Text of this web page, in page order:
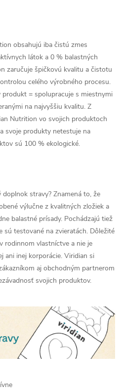
obsahujú iba čistú zmes
látok a 0 % balastných
zaručuje špičkovú kvalitu a čistotu
celého výrobného procesu.
= spolupracuje s miestnymi
na najvyššiu kvalitu. Z
Nutrition vo svojich produktoch
svoje produkty netestuje na
sú 100 % ekologické.
stravy? Znamená to, že
výlučne z kvalitných zložiek a
balastné prísady. Pochádzajú tiež
sú testované na zvieratách. Dôležité
rodinnom vlastníctve a nie je
ani inej korporácie. Viridian si
aj obchodným partnerom
svojich produktov.